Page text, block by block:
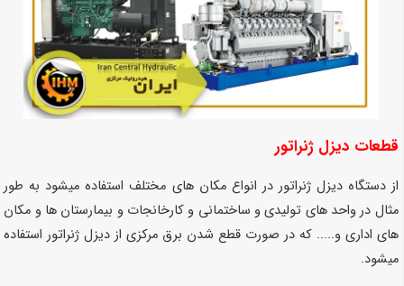
قطعات دیزل ژنراتور
از دستگاه دیزل ژنراتور در انواع مکان های مختلف استفاده میشود به طور
مثال در واحد های تولیدی و ساختمانی و کارخانجات و بیمارستان ها و مکان
های اداری و..... که در صورت قطع شدن برق مرکزی از دیزل ژنراتور استفاده
میشود.